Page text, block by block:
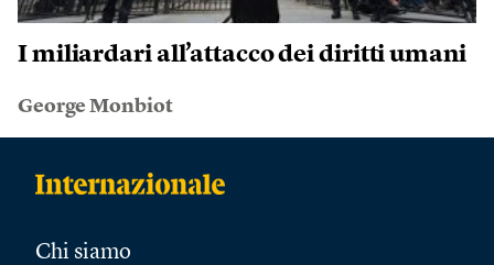
I miliardari all’attacco dei diritti umani
George Monbiot
Chi siamo